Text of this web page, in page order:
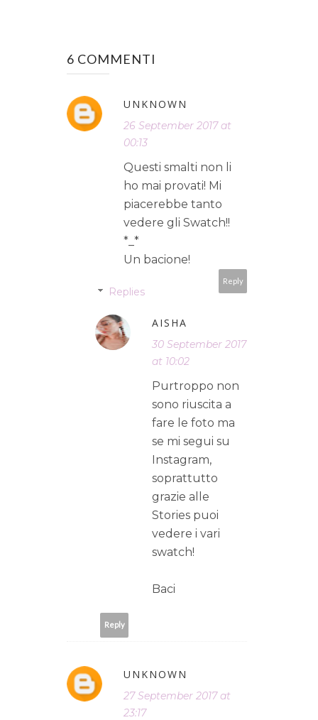
6 COMMENTI
UNKNOWN
26 September 2017 at
00:13
Questi smalti non li
ho mai provati! Mi
piacerebbe tanto
vedere gli Swatch!!
*_*
Un bacione!
Reply
Replies
AISHA
30 September 2017
at 10:02
Purtroppo non
sono riuscita a
fare le foto ma
se mi segui su
Instagram,
soprattutto
grazie alle
Stories puoi
vedere i vari
swatch!
Baci
Reply
UNKNOWN
27 September 2017 at
23:17